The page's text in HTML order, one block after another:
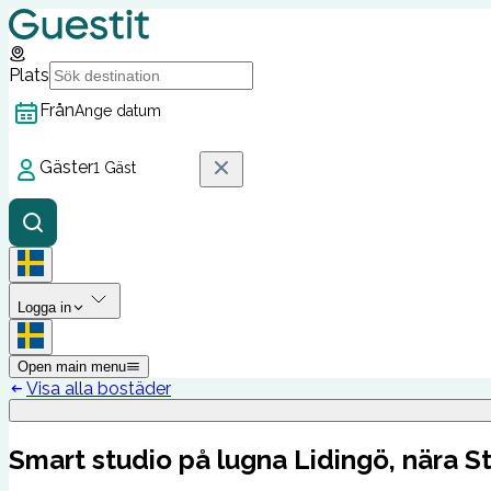
Plats
FrånAnge datum
Gäster1 Gäst
Logga in
Open main menu
Visa alla bostäder
Smart studio på lugna Lidingö, nära